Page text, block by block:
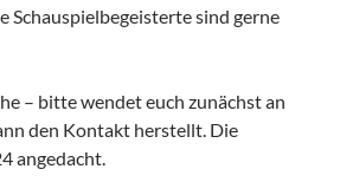
Schauspielbegeisterte sind gerne
– bitte wendet euch zunächst an
den Kontakt herstellt. Die
angedacht.